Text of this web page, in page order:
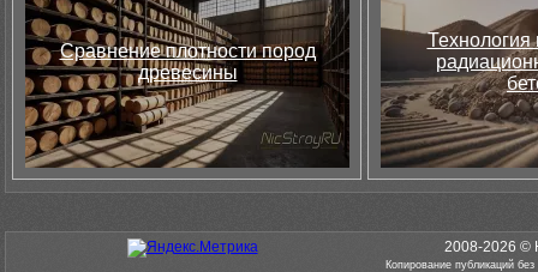
Сравнение плотности пород
древесины
Технология
2008-2026 ©
Копирование публикаций